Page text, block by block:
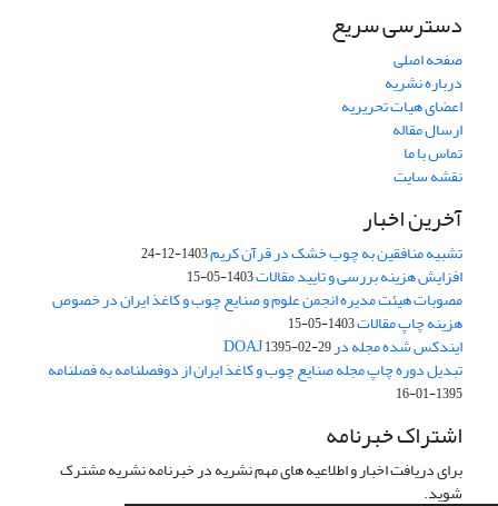
دسترسی سریع
صفحه اصلی
درباره نشریه
اعضای هیات تحریریه
ارسال مقاله
تماس با ما
نقشه سایت
آخرین اخبار
تشبیه منافقین به چوب خشک در قرآن کریم1403-12-24
افزایش هزینه بررسی و تایید مقالات1403-05-15
مصوبات هیئت مدیره انجمن علوم و صنایع چوب و کاغذ ایران در خصوص
هزینه چاپ مقالات1403-05-15
ایندکس شده مجله در DOAJ1395-02-29
تبدیل دوره چاپ مجله صنایع چوب و کاغذ ایران از دوفصلنامه به فصلنامه
1395-01-16
اشتراک خبرنامه
برای دریافت اخبار و اطلاعیه های مهم نشریه در خبرنامه نشریه مشترک
شوید.